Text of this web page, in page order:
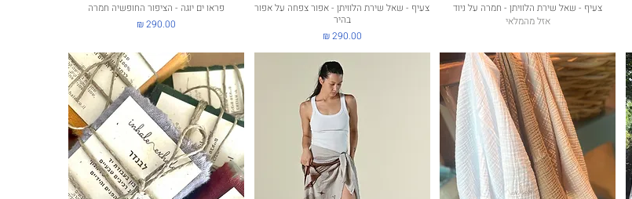
תצוגה מהירה
צעיף - שאל שירת הלוויתן - חמרה על ניוד
אזל מהמלאי
תצוגה מהירה
צעיף - שאל שירת הלוויתן - אפור צפחה על אפור
בהיר
מחיר
תצוגה מהירה
פראו ים יוגה - הציפור החופשיה חמרה
מחיר